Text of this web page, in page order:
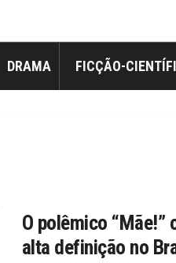
DRAMA FICÇÃO-
O polêmico “Mãe!”
alta definição no